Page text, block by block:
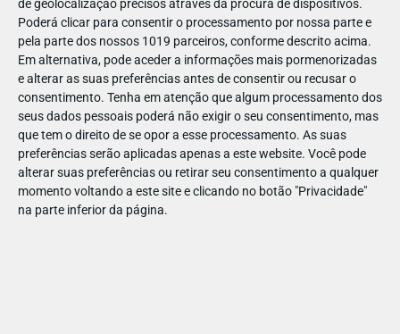
de geolocalização precisos através da procura de dispositivos.
Poderá clicar para consentir o processamento por nossa parte e
pela parte dos nossos 1019 parceiros, conforme descrito acima.
Em alternativa, pode aceder a informações mais pormenorizadas
e alterar as suas preferências antes de consentir ou recusar o
consentimento. Tenha em atenção que algum processamento dos
seus dados pessoais poderá não exigir o seu consentimento, mas
que tem o direito de se opor a esse processamento. As suas
preferências serão aplicadas apenas a este website. Você pode
alterar suas preferências ou retirar seu consentimento a qualquer
momento voltando a este site e clicando no botão "Privacidade"
na parte inferior da página.
Deixe todos maravilhados com estepresente único! Quer
seja para o Dia do Pai...